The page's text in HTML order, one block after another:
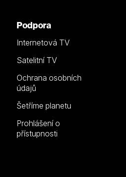
Podpora
Internetová TV
Satelitní TV
Ochrana osobních
údajů
Šetříme planetu
Prohlášení o
přístupnosti